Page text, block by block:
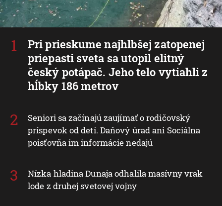
Pri prieskume najhlbšej zatopenej
priepasti sveta sa utopil elitný
český potápač. Jeho telo vytiahli z
hĺbky 186 metrov
Seniori sa začínajú zaujímať o rodičovský
príspevok od detí. Daňový úrad ani Sociálna
poisťovňa im informácie nedajú
Nízka hladina Dunaja odhalila masívny vrak
lode z druhej svetovej vojny